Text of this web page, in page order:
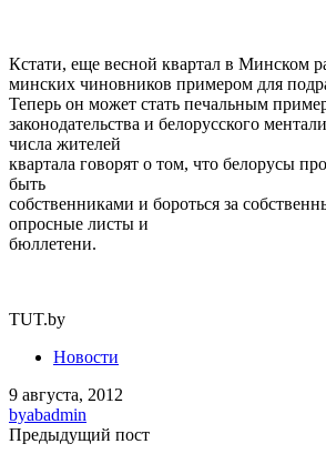
Кстати, еще весной квартал в Минском
минских чиновников примером для
Теперь он может стать печальным
законодательства и белорусского
числа жителей
квартала говорят о том, что белорусы
быть
собственниками и бороться за
опросные листы и
бюллетени.
TUT.by
Новости
9 августа, 2012
byabadmin
Предыдущий пост